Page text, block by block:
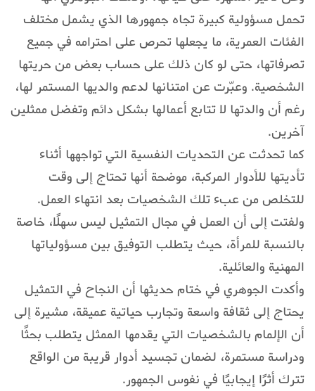
تحمل مسؤولية كبيرة تجاه جمهورها الذي يشمل مختلف
الفئات العمرية، ما يجعلها تحرص على احترامه في جميع
تصرفاتها، حتى لو كان ذلك على حساب بعض من حريتها
الشخصية. وعبّرت عن امتنانها لدعم والديها المستمر لها،
رغم أن والدتها لا تتابع أعمالها بشكل دائم وتفضل ممثلين
آخرين.
كما تحدثت عن التحديات النفسية التي تواجهها أثناء
تأديتها للأدوار المركبة، موضحة أنها تحتاج إلى وقت
للتخلص من عبء تلك الشخصيات بعد انتهاء العمل.
ولفتت إلى أن العمل في مجال التمثيل ليس سهلًا، خاصة
بالنسبة للمرأة، حيث يتطلب التوفيق بين مسؤولياتها
المهنية والعائلية.
وأكدت الجوهري في ختام حديثها أن النجاح في التمثيل
يحتاج إلى ثقافة واسعة وتجارب حياتية عميقة، مشيرة إلى
أن الإلمام بالشخصيات التي يقدمها الممثل يتطلب بحثًا
ودراسة مستمرة، لضمان تجسيد أدوار قريبة من الواقع
تترك أثرًا إيجابيًا في نفوس الجمهور.